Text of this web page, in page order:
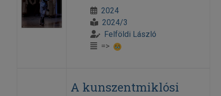
2024
2024/3
Felföldi László
=>
A kunszentmiklósi